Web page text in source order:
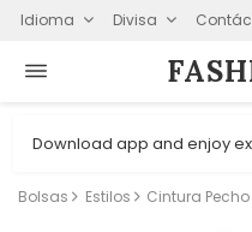
Idioma Divisa
Download app and enjoy
Bolsas Estilos Cintura Pecho